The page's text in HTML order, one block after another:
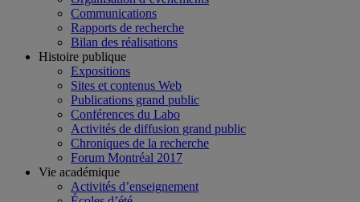
Communications
Rapports de recherche
Bilan des réalisations
Histoire publique
Expositions
Sites et contenus Web
Publications grand public
Conférences du Labo
Activités de diffusion grand public
Chroniques de la recherche
Forum Montréal 2017
Vie académique
Activités d’enseignement